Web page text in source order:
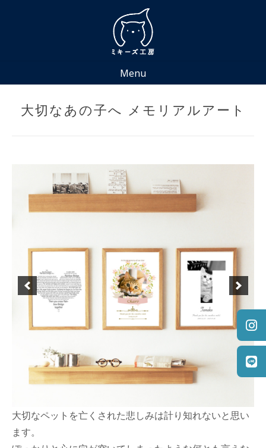
Menu
大切なあの子へ メモリアルアート
2022
29
日
大切なペットを亡くされた悲しみは計り知れないと思い
ます。